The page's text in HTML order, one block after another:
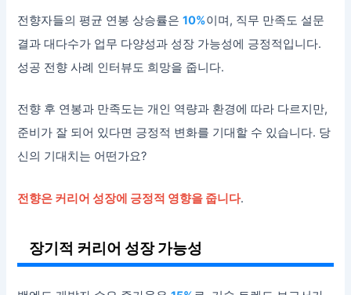
전향자들의 평균 연봉 상승률은10%이며, 직무 만족도 설문
결과 대다수가 업무 다양성과 성장 가능성에 긍정적입니다.
성공 전향 사례 인터뷰도 희망을 줍니다.
전향 후 연봉과 만족도는 개인 역량과 환경에 따라 다르지만,
준비가 잘 되어 있다면 긍정적 변화를 기대할 수 있습니다. 당
신의 기대치는 어떤가요?
전향은 커리어 성장에 긍정적 영향을 줍니다.
장기적 커리어 성장 가능성